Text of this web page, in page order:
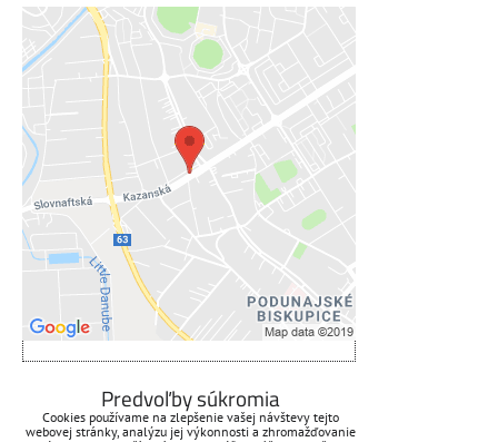
Externý obsah je blokovaný
Prajete si načítať externý obsah?
Povoliť tentokrát
Povoliť a zapamätať - súhlas s
druhom cookie: Funkčné
Otvoriť obsah v novom okne
ZAVOLÁME VÁM SPÄŤ
Predvoľby súkromia
Cookies používame na zlepšenie vašej návštevy tejto
webovej stránky, analýzu jej výkonnosti a zhromažďovanie